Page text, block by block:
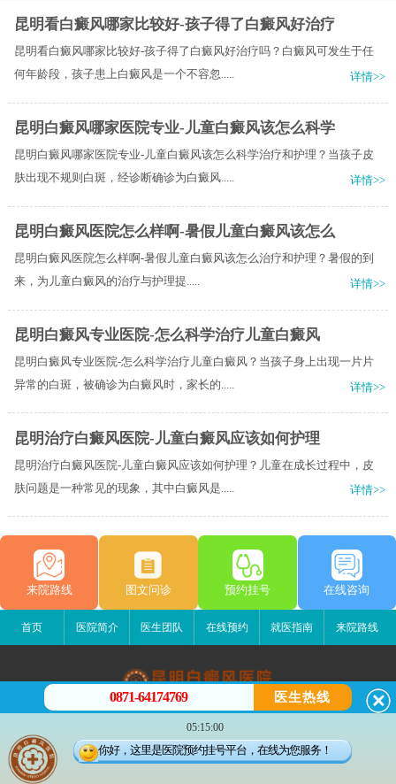
昆明看白癜风哪家比较好-孩子得了白癜风好治疗
昆明看白癜风哪家比较好-孩子得了白癜风好治疗吗？白癜风可发生于任
何年龄段，孩子患上白癜风是一个不容忽.....
详情>>
昆明白癜风哪家医院专业-儿童白癜风该怎么科学
昆明白癜风哪家医院专业-儿童白癜风该怎么科学治疗和护理？当孩子皮
肤出现不规则白斑，经诊断确诊为白癜风.....
详情>>
昆明白癜风医院怎么样啊-暑假儿童白癜风该怎么
昆明白癜风医院怎么样啊-暑假儿童白癜风该怎么治疗和护理？​暑假的到
来，为儿童白癜风的治疗与护理提.....
详情>>
昆明白癜风专业医院-怎么科学治疗儿童白癜风
昆明白癜风专业医院-怎么科学治疗儿童白癜风？当孩子身上出现一片片
异常的白斑，被确诊为白癜风时，家长的.....
详情>>
昆明治疗白癜风医院-儿童白癜风应该如何护理
昆明治疗白癜风医院-儿童白癜风应该如何护理？儿童在成长过程中，皮
肤问题是一种常见的现象，其中白癜风是.....
详情>>
来院路线 图文问诊 预约挂号 在线咨询
首页 医院简介 医生团队 在线预约 就医指南 来院路线
昆明白癜风医院
昆明市五华区护国路2号
版权所有：昆明白癜风医院
0871-64174769 医生热线
05:15:00
你好，这里是医院预约挂号平台，在线为您服务！